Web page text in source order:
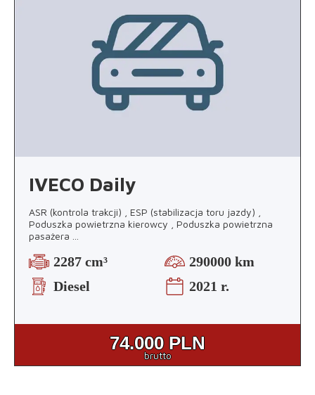
IVECO Daily
ASR (kontrola trakcji) , ESP (stabilizacja toru jazdy) ,
Poduszka powietrzna kierowcy , Poduszka powietrzna
pasażera
2287 cm³
290000 km
Diesel
2021 r.
74.000 PLN
brutto